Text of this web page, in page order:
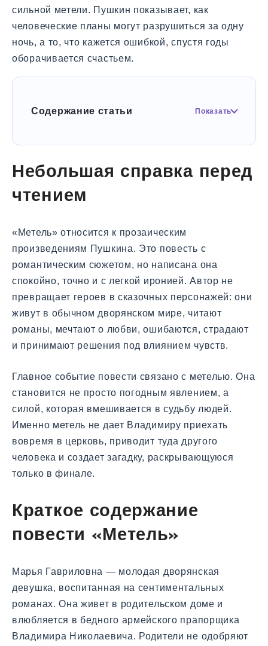
сильной метели. Пушкин показывает, как
человеческие планы могут разрушиться за одну
ночь, а то, что кажется ошибкой, спустя годы
оборачивается счастьем.
Содержание статьи Показать
Небольшая справка перед
чтением
«Метель» относится к прозаическим
произведениям Пушкина. Это повесть с
романтическим сюжетом, но написана она
спокойно, точно и с легкой иронией. Автор не
превращает героев в сказочных персонажей: они
живут в обычном дворянском мире, читают
романы, мечтают о любви, ошибаются, страдают
и принимают решения под влиянием чувств.
Главное событие повести связано с метелью. Она
становится не просто погодным явлением, а
силой, которая вмешивается в судьбу людей.
Именно метель не дает Владимиру приехать
вовремя в церковь, приводит туда другого
человека и создает загадку, раскрывающуюся
только в финале.
Краткое содержание
повести «Метель»
Марья Гавриловна — молодая дворянская
девушка, воспитанная на сентиментальных
романах. Она живет в родительском доме и
влюбляется в бедного армейского прапорщика
Владимира Николаевича. Родители не одобряют